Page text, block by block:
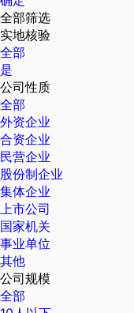
全部筛选
实地核验
全部
是
公司性质
全部
外资企业
合资企业
民营企业
股份制企业
集体企业
上市公司
国家机关
事业单位
其他
公司规模
全部